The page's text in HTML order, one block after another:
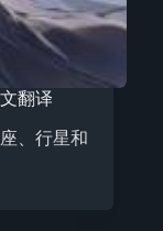
翻译
、行星和